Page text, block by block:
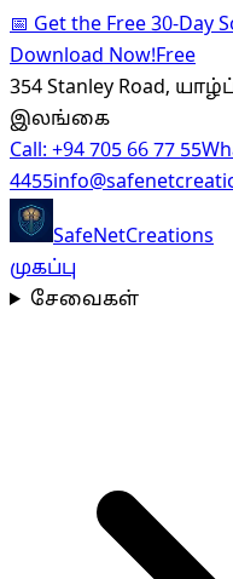
📅Get the Free 30-Day
Download Now!Free
354 Stanley Road,
இலங்கை
Call:+94 705 66 77 55
4455
SafeNetCreations
முகப்பு
சேவைகள்